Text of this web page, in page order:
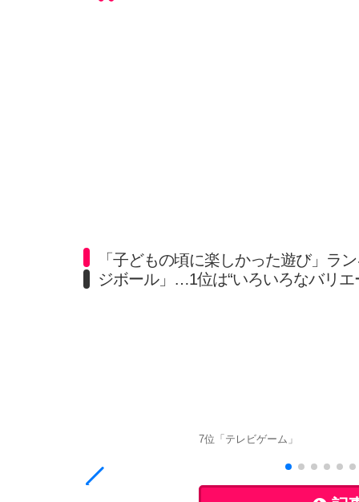
「子どもの頃に楽しかった遊び」
ジボール」…1位は“いろいろなバリエ
7位「テレビゲーム」